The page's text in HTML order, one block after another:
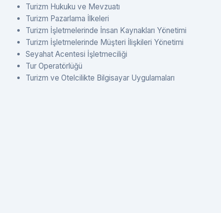
Turizm Hukuku ve Mevzuatı
Turizm Pazarlama İlkeleri
Turizm İşletmelerinde İnsan Kaynakları Yönetimi
Turizm İşletmelerinde Müşteri İlişkileri Yönetimi
Seyahat Acentesi İşletmeciliği
Tur Operatörlüğü
Turizm ve Otelcilikte Bilgisayar Uygulamaları